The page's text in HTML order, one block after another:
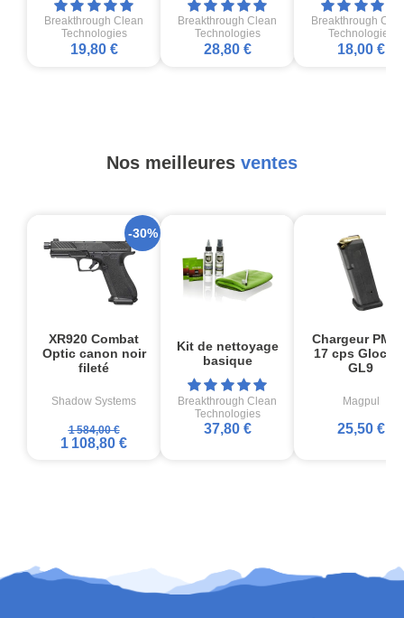
Breakthrough Clean
Technologies
19,80 €
Breakthrough Clean
Technologies
28,80 €
Breakthrough
Technologies
18,00 €
Nos meilleures ventes
XR920 Combat
Optic canon noir
fileté
Shadow Systems
1 584,00 €
1 108,80 €
-30%
Kit de nettoyage
basique
Breakthrough Clean
Technologies
37,80 €
Chargeur
17 cps
GL9
Magpul
25,50 €